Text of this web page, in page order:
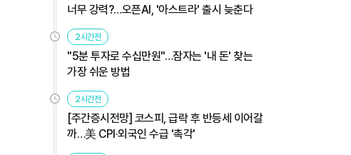
너무 강력?…오픈AI, '아스트라' 출시 늦춘다
2시간전
"5분 투자로 수십만원"…잠자는 '내 돈' 찾는
가장 쉬운 방법
2시간전
[주간증시전망] 코스피, 급락 후 반등세 이어갈
까…美 CPI·외국인 수급 '촉각'